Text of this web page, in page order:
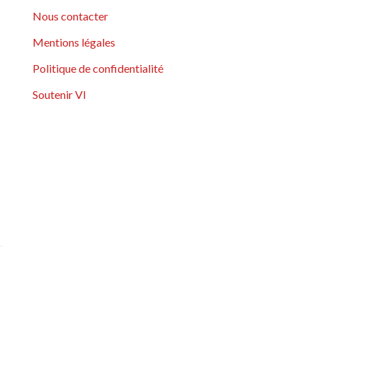
Nous contacter
Mentions légales
Politique de confidentialité
Soutenir VI